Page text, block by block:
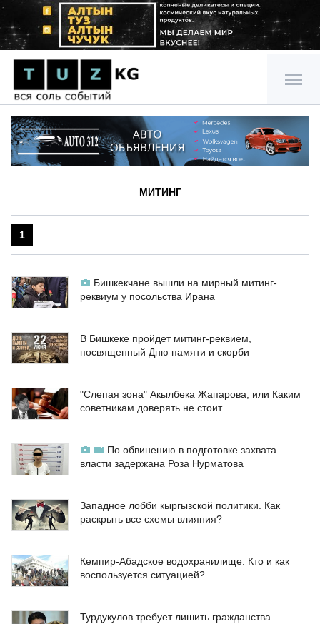
МИТИНГ
1
Бишкекчане вышли на мирный митинг-
реквиум у посольства Ирана
В Бишкеке пройдет митинг-реквием,
посвященный Дню памяти и скорби
"Слепая зона" Акылбека Жапарова, или Каким
советникам доверять не стоит
По обвинению в подготовке захвата
власти задержана Роза Нурматова
Западное лобби кыргызской политики. Как
раскрыть все схемы влияния?
Кемпир-Абадское водохранилище. Кто и как
воспользуется ситуацией?
Турдукулов требует лишить гражданства